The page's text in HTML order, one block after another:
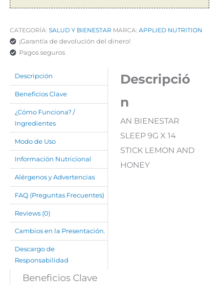
CATEGORÍA: SALUD Y BIENESTAR MARCA: APPLIED NUTRITION
¡Garantía de devolución del dinero!
Pagos seguros
Descripción
Beneficios Clave
¿Cómo Funciona? /
Ingredientes
Modo de Uso
Información Nutricional
Alérgenos y Advertencias
FAQ (Preguntas Frecuentes)
Reviews (0)
Cambios en la Presentación.
Descargo de
Responsabilidad
Descripció
n
AN BIENESTAR
SLEEP 9G X 14
STICK LEMON AND
HONEY
Beneficios Clave